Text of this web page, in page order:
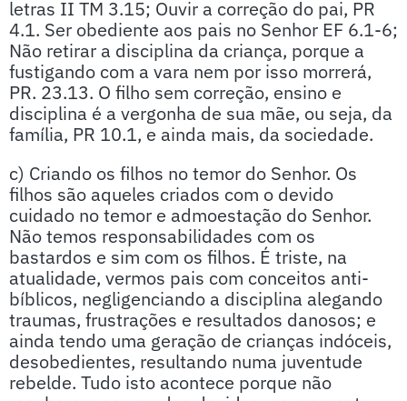
letras II TM 3.15; Ouvir a correção do pai, PR
4.1. Ser obediente aos pais no Senhor EF 6.1-6;
Não retirar a disciplina da criança, porque a
fustigando com a vara nem por isso morrerá,
PR. 23.13. O filho sem correção, ensino e
disciplina é a vergonha de sua mãe, ou seja, da
família, PR 10.1, e ainda mais, da sociedade.
c) Criando os filhos no temor do Senhor. Os
filhos são aqueles criados com o devido
cuidado no temor e admoestação do Senhor.
Não temos responsabilidades com os
bastardos e sim com os filhos. É triste, na
atualidade, vermos pais com conceitos anti-
bíblicos, negligenciando a disciplina alegando
traumas, frustrações e resultados danosos; e
ainda tendo uma geração de crianças indóceis,
desobedientes, resultando numa juventude
rebelde. Tudo isto acontece porque não